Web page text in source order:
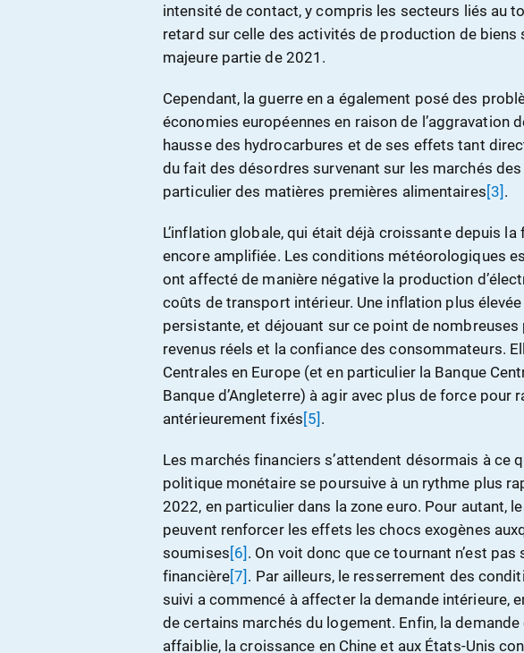
intensité de contact, y compris les secteurs liés au
retard sur celle des activités de production de biens
majeure partie de 2021.
Cependant, la guerre en a également posé des
économies européennes en raison de l’aggravation
hausse des hydrocarbures et de ses effets tant
du fait des désordres survenant sur les marchés
particulier des matières premières alimentaires [3] .
L’inflation globale, qui était déjà croissante depuis la
encore amplifiée. Les conditions météorologiques
ont affecté de manière négative la production
coûts de transport intérieur. Une inflation plus élevée
persistante, et déjouant sur ce point de nombreuses
revenus réels et la confiance des consommateurs.
Centrales en Europe (et en particulier la Banque
Banque d’Angleterre) à agir avec plus de force pour
antérieurement fixés [5] .
Les marchés financiers s’attendent désormais à ce
politique monétaire se poursuive à un rythme plus
2022, en particulier dans la zone euro. Pour autant,
peuvent renforcer les effets les chocs exogènes
soumises [6] . On voit donc que ce tournant n’est
financière[7] . Par ailleurs, le resserrement des
suivi a commencé à affecter la demande intérieure,
de certains marchés du logement. Enfin, la demande
affaiblie, la croissance en Chine et aux États-Unis